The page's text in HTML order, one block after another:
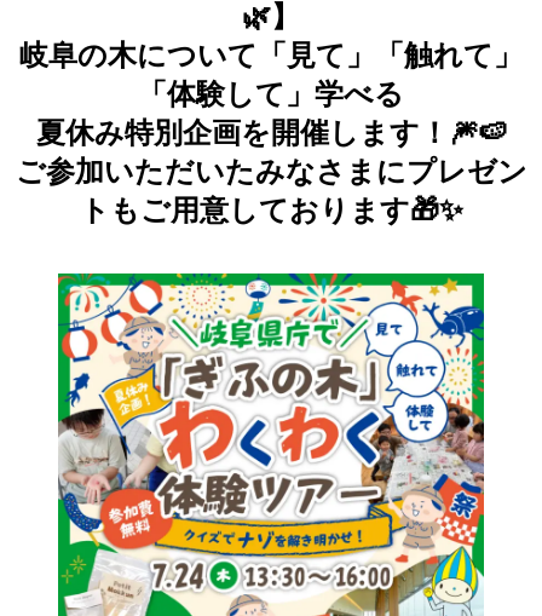
🌿】
岐阜の木について「見て」「触れて」
「体験して」学べる
夏休み特別企画を開催します！🎆🍉
ご参加いただいたみなさまにプレゼン
トもご用意しております🎁✨